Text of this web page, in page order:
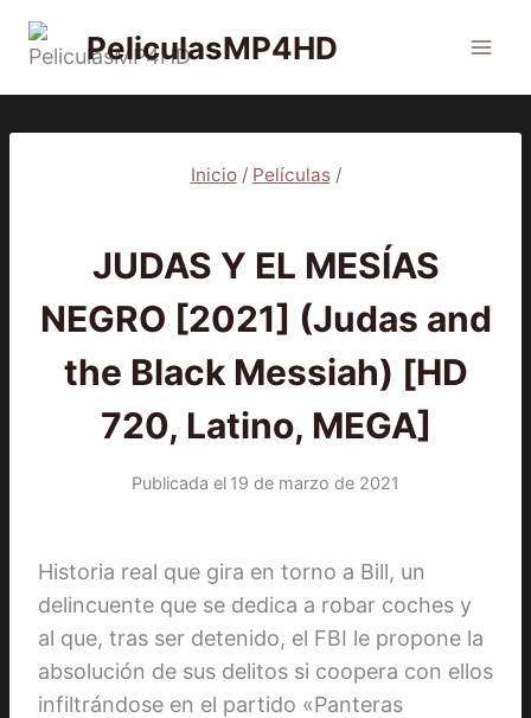
PeliculasMP4HD
Inicio / Películas /
JUDAS Y EL MESÍAS
NEGRO [2021] (Judas and
the Black Messiah) [HD
720, Latino, MEGA]
Publicada el 19 de marzo de 2021
Historia real que gira en torno a Bill, un
delincuente que se dedica a robar coches y
al que, tras ser detenido, el FBI le propone la
absolución de sus delitos si coopera con ellos
infiltrándose en el partido «Panteras